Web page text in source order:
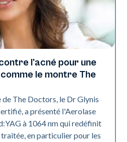
l'acné pour une
le montre The
The Doctors, le Dr Glynis
a présenté l'Aerolase
à 1064 nm qui redéfinit
en particulier pour les